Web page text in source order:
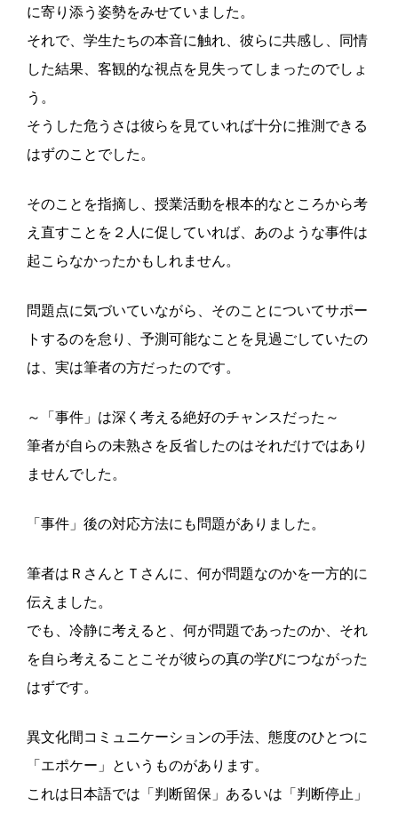
に寄り添う姿勢をみせていました。
それで、学生たちの本音に触れ、彼らに共感し、同情
した結果、客観的な視点を見失ってしまったのでしょ
う。
そうした危うさは彼らを見ていれば十分に推測できる
はずのことでした。
そのことを指摘し、授業活動を根本的なところから考
え直すことを２人に促していれば、あのような事件は
起こらなかったかもしれません。
問題点に気づいていながら、そのことについてサポー
トするのを怠り、予測可能なことを見過ごしていたの
は、実は筆者の方だったのです。
～「事件」は深く考える絶好のチャンスだった～
筆者が自らの未熟さを反省したのはそれだけではあり
ませんでした。
「事件」後の対応方法にも問題がありました。
筆者はＲさんとＴさんに、何が問題なのかを一方的に
伝えました。
でも、冷静に考えると、何が問題であったのか、それ
を自ら考えることこそが彼らの真の学びにつながった
はずです。
異文化間コミュニケーションの手法、態度のひとつに
「エポケー」というものがあります。
これは日本語では「判断留保」あるいは「判断停止」